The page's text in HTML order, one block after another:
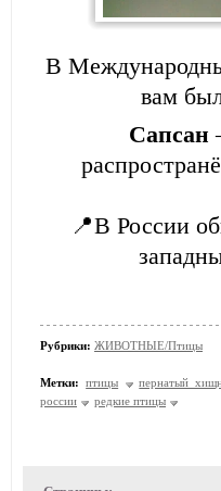
В
вам
Сапсан
📍В России
Рубрики: ЖИВОТНЫЕ/Птицы
Метки: птицы
пернатый
россии
редкие птицы